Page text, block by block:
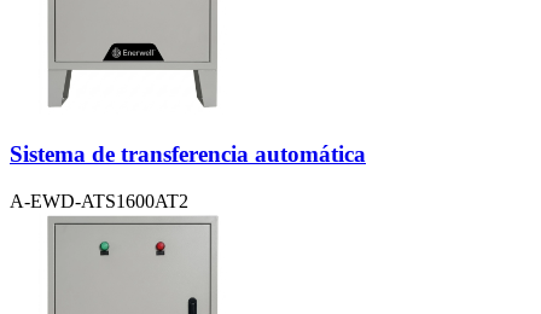
Sistema de transferencia automática
A-EWD-ATS1600AT2